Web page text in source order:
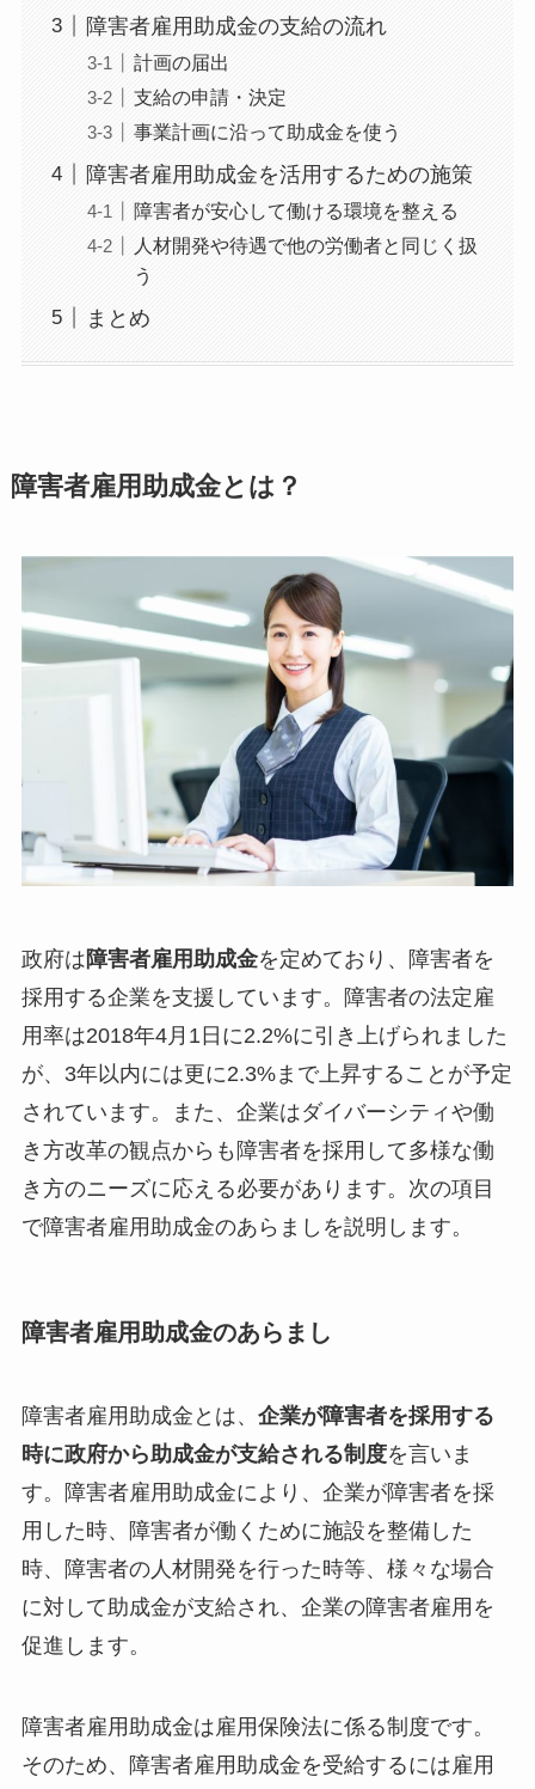
障害者雇用助成金の支給の流れ
計画の届出
支給の申請・決定
事業計画に沿って助成金を使う
障害者雇用助成金を活用するための施策
障害者が安心して働ける環境を整える
人材開発や待遇で他の労働者と同じく扱
う
まとめ
障害者雇用助成金とは？
政府は障害者雇用助成金を定めており、障害者を
採用する企業を支援しています。障害者の法定雇
用率は2018年4月1日に2.2%に引き上げられました
が、3年以内には更に2.3%まで上昇することが予定
されています。また、企業はダイバーシティや働
き方改革の観点からも障害者を採用して多様な働
き方のニーズに応える必要があります。次の項目
で障害者雇用助成金のあらましを説明します。
障害者雇用助成金のあらまし
障害者雇用助成金とは、 企業が障害者を採用する
時に政府から助成金が支給される制度を言いま
す。障害者雇用助成金により、企業が障害者を採
用した時、障害者が働くために施設を整備した
時、障害者の人材開発を行った時等、様々な場合
に対して助成金が支給され、企業の障害者雇用を
促進します。
障害者雇用助成金は雇用保険法に係る制度です。
そのため、障害者雇用助成金を受給するには雇用